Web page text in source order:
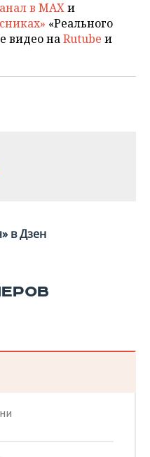
в MAXи
«Реального
видео наRutube и
в Дзен